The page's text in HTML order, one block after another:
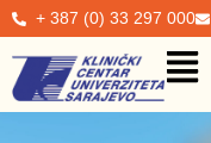
+ 387 (0) 33 297 000